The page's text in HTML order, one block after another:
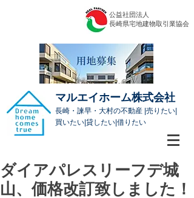
公益社団法人
​長崎県宅地建物取引業協会
マルエイホーム株式会社
長崎・諫早・大村の不動産 |売りたい|
買いたい|貸したい|借りたい
ダイアパレスリーフデ城
山、価格改訂致しました！